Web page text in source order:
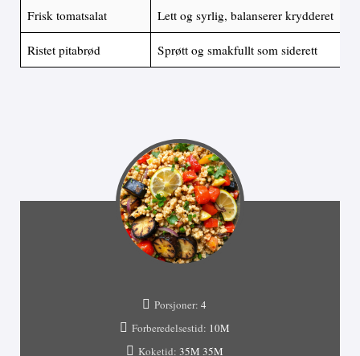
Frisk tomatsalat Lett og syrlig, balanserer krydderet
Ristet pitabrød Sprøtt og smakfullt som siderett
Porsjoner: 4
Forberedelsestid: 10M
Koketid: 35M 35M